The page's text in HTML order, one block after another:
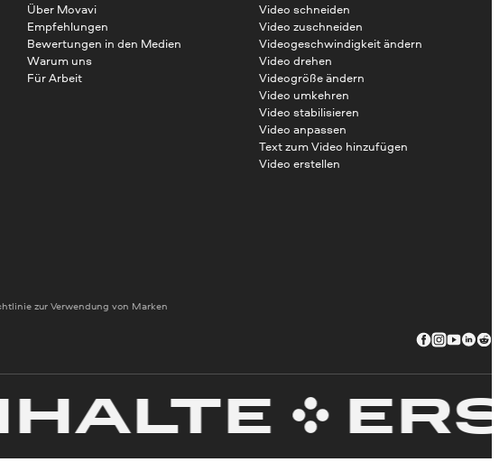
Über Movavi
Empfehlungen
Bewertungen in den Medien
Warum uns
Für Arbeit
Video schneiden
Video zuschneiden
Videogeschwindigkeit ändern
Video drehen
Videogröße ändern
Video umkehren
Video stabilisieren
Video anpassen
Text zum Video hinzufügen
Video erstellen
zur Verwendung von Marken